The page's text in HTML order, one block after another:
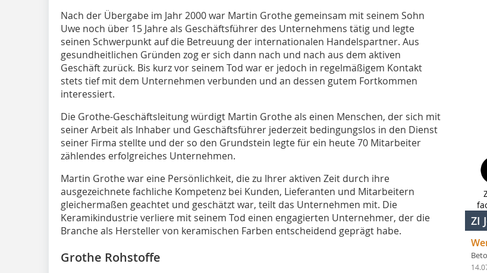
Nach der Übergabe im Jahr 2000 war Martin Grothe gemeinsam mit seinem Sohn
Uwe noch über 15 Jahre als Geschäftsführer des Unternehmens tätig und legte
seinen Schwerpunkt auf die Betreuung der internationalen Handelspartner. Aus
gesundheitlichen Gründen zog er sich dann nach und nach aus dem aktiven
Geschäft zurück. Bis kurz vor seinem Tod war er jedoch in regelmäßigem Kontakt
stets tief mit dem Unternehmen verbunden und an dessen gutem Fortkommen
interessiert.
Die Grothe-Geschäftsleitung würdigt Martin Grothe als einen Menschen, der sich mit
seiner Arbeit als Inhaber und Geschäftsführer jederzeit bedingungslos in den Dienst
seiner Firma stellte und der so den Grundstein legte für ein heute 70 Mitarbeiter
zählendes erfolgreiches Unternehmen.
Martin Grothe war eine Persönlichkeit, die zu Ihrer aktiven Zeit durch ihre
ausgezeichnete fachliche Kompetenz bei Kunden, Lieferanten und Mitarbeitern
gleichermaßen geachtet und geschätzt war, teilt das Unternehmen mit. Die
Keramikindustrie verliere mit seinem Tod einen engagierten Unternehmer, der die
Branche als Hersteller von keramischen Farben entscheidend geprägt habe.
Grothe Rohstoffe
ZI